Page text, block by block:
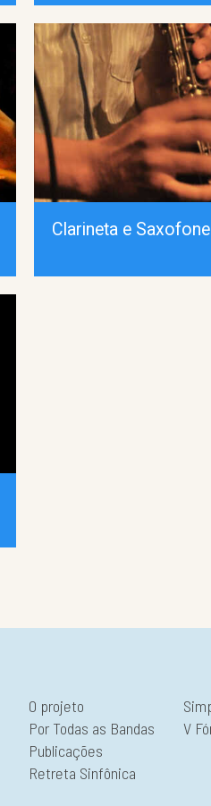
Clarineta e Saxofone
O projeto
Por Todas as Bandas
Publicações
Retreta Sinfônica
V